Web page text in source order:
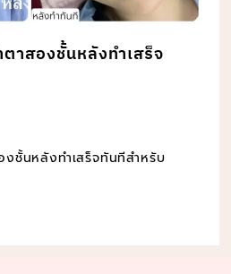
าสองชั้นหลังทำเสร็จ
ชั้นหลังทำเสร็จทันทีสำหรับ